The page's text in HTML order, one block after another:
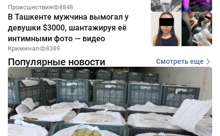
Происшествия 8848
В Ташкенте мужчина вымогал у
девушки $3000, шантажируя её
интимными фото — видео
Криминал 8389
Популярные новости Смотреть еще